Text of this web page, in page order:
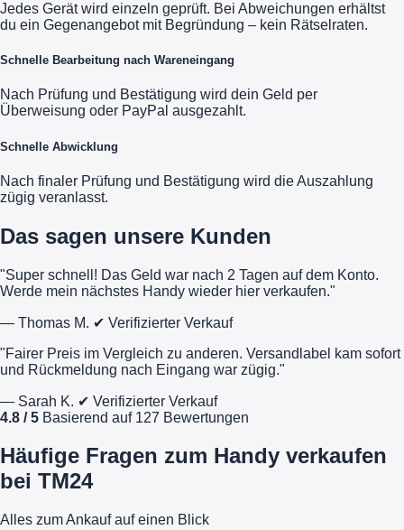
Jedes Gerät wird einzeln geprüft. Bei Abweichungen erhältst
du ein Gegenangebot mit Begründung – kein Rätselraten.
Schnelle Bearbeitung nach Wareneingang
Nach Prüfung und Bestätigung wird dein Geld per
Überweisung oder PayPal ausgezahlt.
Schnelle Abwicklung
Nach finaler Prüfung und Bestätigung wird die Auszahlung
zügig veranlasst.
Das sagen unsere Kunden
"Super schnell! Das Geld war nach 2 Tagen auf dem Konto.
Werde mein nächstes Handy wieder hier verkaufen."
— Thomas M. ✔ Verifizierter Verkauf
"Fairer Preis im Vergleich zu anderen. Versandlabel kam sofort
und Rückmeldung nach Eingang war zügig."
— Sarah K. ✔ Verifizierter Verkauf
4.8 / 5 Basierend auf 127 Bewertungen
Häufige Fragen zum Handy verkaufen
bei TM24
Alles zum Ankauf auf einen Blick